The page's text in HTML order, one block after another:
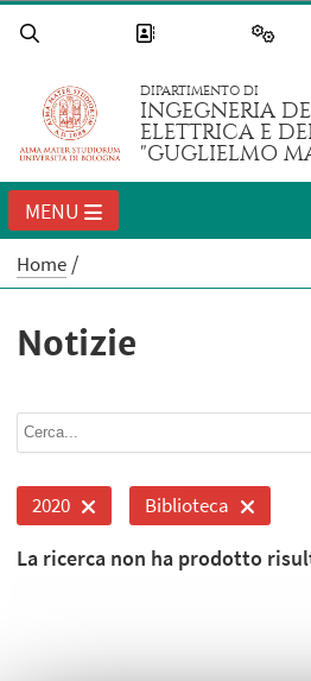
DIPARTIMENTO DI
INGEGNERIA
ELETTRICA E
"GUGLIELMO
MENU
Home
Notizie
2020 Biblioteca
La ricerca non ha prodotto